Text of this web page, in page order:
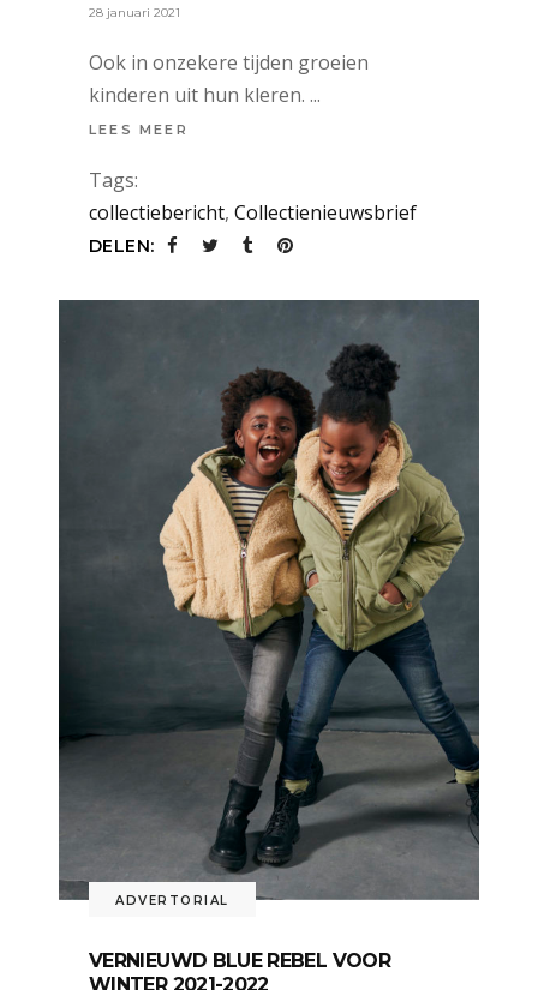
28 januari 2021
Ook in onzekere tijden groeien
kinderen uit hun kleren.
LEES MEER
Tags:
collectiebericht, Collectienieuwsbrief
DELEN:
ADVERTORIAL
VERNIEUWD BLUE REBEL VOOR
WINTER 2021-2022